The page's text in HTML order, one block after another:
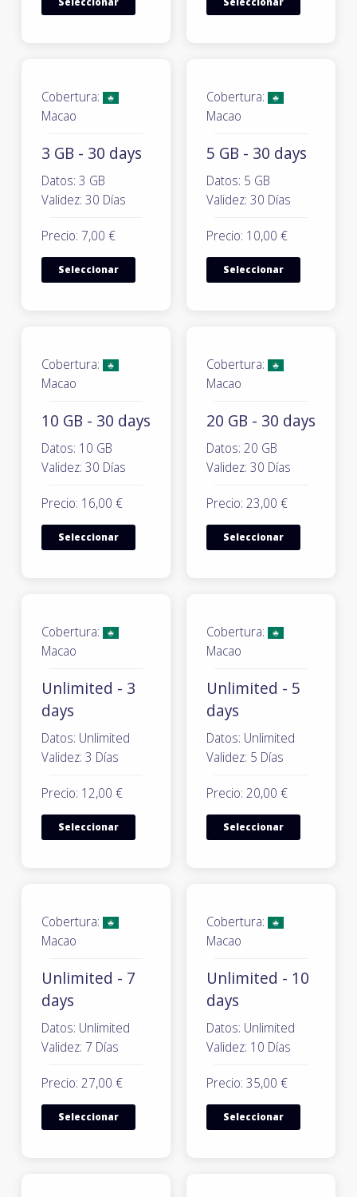
Cobertura:
Macao
3 GB - 30 days
Datos: 3 GB
Validez: 30 Días
Precio: 7,00 €
Seleccionar
Cobertura:
Macao
5 GB - 30 days
Datos: 5 GB
Validez: 30 Días
Precio: 10,00 €
Seleccionar
Cobertura:
Macao
10 GB - 30 days
Datos: 10 GB
Validez: 30 Días
Precio: 16,00 €
Seleccionar
Cobertura:
Macao
20 GB - 30 days
Datos: 20 GB
Validez: 30 Días
Precio: 23,00 €
Seleccionar
Cobertura:
Macao
Unlimited - 3
days
Datos: Unlimited
Validez: 3 Días
Precio: 12,00 €
Seleccionar
Cobertura:
Macao
Unlimited - 5
days
Datos: Unlimited
Validez: 5 Días
Precio: 20,00 €
Seleccionar
Cobertura:
Macao
Unlimited - 7
days
Datos: Unlimited
Validez: 7 Días
Precio: 27,00 €
Seleccionar
Cobertura:
Macao
Unlimited - 10
days
Datos: Unlimited
Validez: 10 Días
Precio: 35,00 €
Seleccionar